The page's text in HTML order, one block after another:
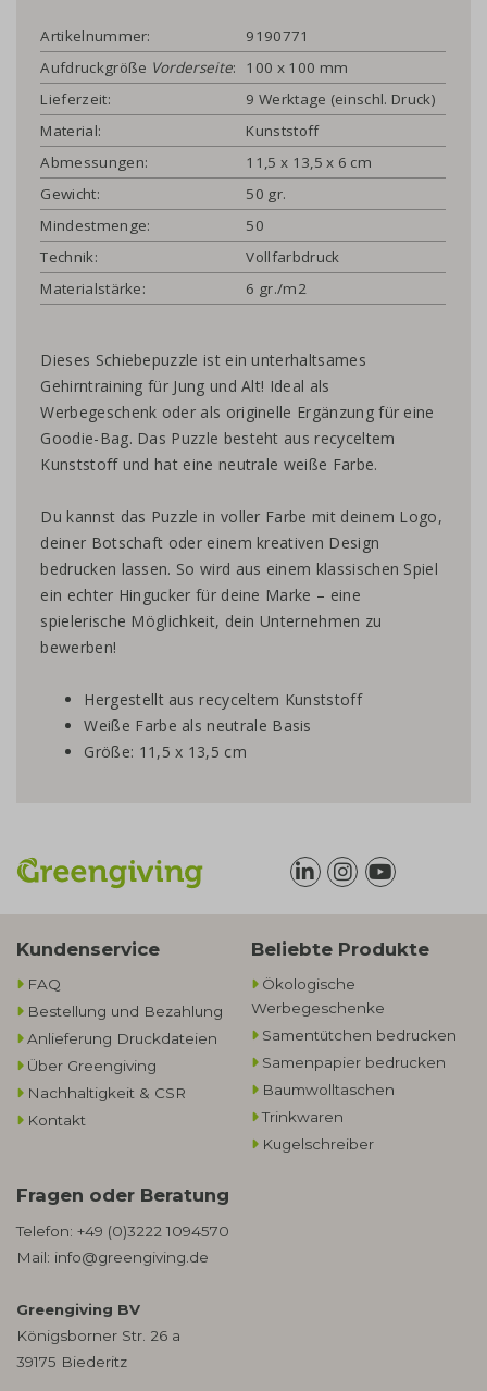
Artikelnummer:
9190771
Aufdruckgröße Vorderseite:
100 x 100 mm
Lieferzeit:
9 Werktage (einschl. Druck)
Material:
Kunststoff
Abmessungen:
11,5 x 13,5 x 6 cm
Gewicht:
50 gr.
Mindestmenge:
50
Technik:
Vollfarbdruck
Materialstärke:
6 gr./m2
Dieses Schiebepuzzle ist ein unterhaltsames
Gehirntraining für Jung und Alt! Ideal als
Werbegeschenk oder als originelle Ergänzung für eine
Goodie-Bag. Das Puzzle besteht aus recyceltem
Kunststoff und hat eine neutrale weiße Farbe.
Du kannst das Puzzle in voller Farbe mit deinem Logo,
deiner Botschaft oder einem kreativen Design
bedrucken lassen. So wird aus einem klassischen Spiel
ein echter Hingucker für deine Marke – eine
spielerische Möglichkeit, dein Unternehmen zu
bewerben!
Hergestellt aus recyceltem Kunststoff
Weiße Farbe als neutrale Basis
Größe: 11,5 x 13,5 cm
Kundenservice
FAQ
Bestellung und Bezahlung
Anlieferung Druckdateien
Über Greengiving
Nachhaltigkeit & CSR
Kontakt
Beliebte Produkte
Ökologische
Werbegeschenke​
Samentütchen bedrucken
Samenpapier bedrucken
Baumwolltaschen​
Trinkwaren
Kugelschreiber
Fragen oder Beratung
Telefon: +49 (0)3222 1094570
Mail: info@greengiving.de
Greengiving BV
Königsborner Str. 26 a
39175 Biederitz